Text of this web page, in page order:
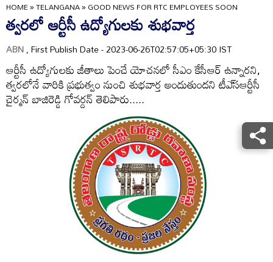
HOME»TELANGANA»GOOD NEWS FOR RTC EMPLOYEES SOON
త్వరలో ఆర్టీసీ ఉద్యోగులకు శుభవార్త
ABN, First Publish Date - 2023-06-26T02:57:05+05:30 IST
ఆర్టీసీ ఉద్యోగులకు జీతాలు పెంచే యోచనలో సీఎం కేసీఆర్‌ ఉన్నారని,
త్వరలోనే వారికి ప్రభుత్వం నుంచి శుభవార్త అందుతుందని టీఎ్‌సఆర్టీసీ
చైర్మన్‌ బాజిరెడ్డి గోవర్దన్‌ తెలిపారు.....